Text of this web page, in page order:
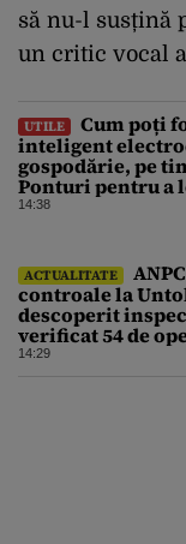
să nu-l susțină
un critic vocal
UTILE
Cum poți
inteligent
gospodărie, pe
Ponturi pentru a
durata de viață
14:38
ACTUALITATE
controale la
descoperit
verificat 54 de
14:29